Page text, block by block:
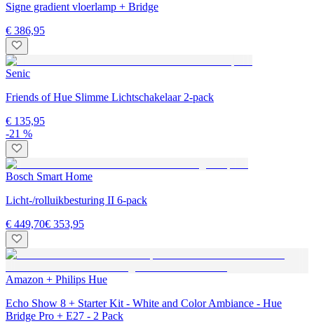
Signe gradient vloerlamp + Bridge
€ 386,95
Senic
Friends of Hue Slimme Lichtschakelaar 2-pack
€ 135,95
-21 %
Bosch Smart Home
Licht-/rolluikbesturing II 6-pack
€ 449,70€ 353,95
Amazon + Philips Hue
Echo Show 8 + Starter Kit - White and Color Ambiance - Hue
Bridge Pro + E27 - 2 Pack